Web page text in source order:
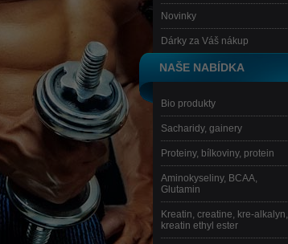
Novinky
Dárky za Váš nákup
NAŠE NABÍDKA
Bio produkty
Sacharidy, gainery
Proteiny, bílkoviny, protein
Aminokyseliny, BCAA,
Glutamin
Kreatin, creatine, kre-alkalyn,
kreatin ethyl ester